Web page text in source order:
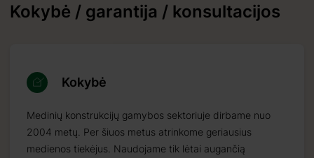
Kokybė / garantija / konsultacijos
Kokybė
Medinių konstrukcijų gamybos sektoriuje dirbame nuo
2004 metų. Per šiuos metus atrinkome geriausius
medienos tiekėjus. Naudojame tik lėtai augančią